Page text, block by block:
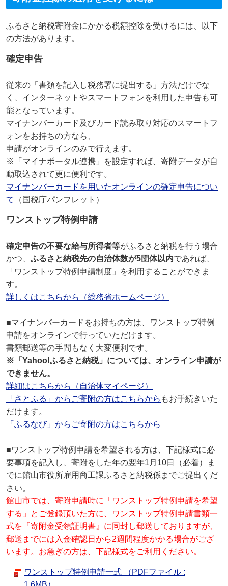
ふるさと納税寄附金にかかる税額控除を受けるには、以下
の方法があります。
確定申告
従来の「書類を記入し税務署に提出する」方法だけでな
く、インターネットやスマートフォンを利用した申告も可
能となっています。
マイナンバーカード及びカード読み取り対応のスマートフ
ォンをお持ちの方なら、
申請がオンラインのみで行えます。
※「マイナポータル連携」を設定すれば、寄附データが自
動取込されて更に便利です。
マイナンバーカードを用いたオンラインの確定申告につい
て
（国税庁パンフレット）
ワンストップ特例申請
確定申告の不要な給与所得者等がふるさと納税を行う場合
かつ、 ふるさと納税先の自治体数が5団体以内であれば、
「ワンストップ特例申請制度」を利用することができま
す。
詳しくはこちらから（総務省ホームページ）
■マイナンバーカードをお持ちの方は、ワンストップ特例
申請をオンラインで行っていただけます。
書類郵送等の手間もなく大変便利です。
※「Yahoo!ふるさと納税」については、オンライン申請が
できません。
詳細はこちらから（自治体マイページ）
「さとふる」からご寄附の方はこちらから もお手続きいた
だけます。
「ふるなび」からご寄附の方はこちらから
■ワンストップ特例申請を希望される方は、下記様式に必
要事項を記入し、寄附をした年の翌年1月10日（必着）ま
でに館山市役所雇用商工課ふるさと納税係までご提出くだ
さい。
館山市では、寄附申請時に「ワンストップ特例申請を希望
する」とご登録頂いた方に、ワンストップ特例申請書類一
式を『寄附金受領証明書』に同封し郵送しておりますが、
郵送までには入金確認日から2週間程度かかる場合がござ
います。お急ぎの方は、下記様式をご利用ください。
ワンストップ特例申請一式 （PDFファイル :